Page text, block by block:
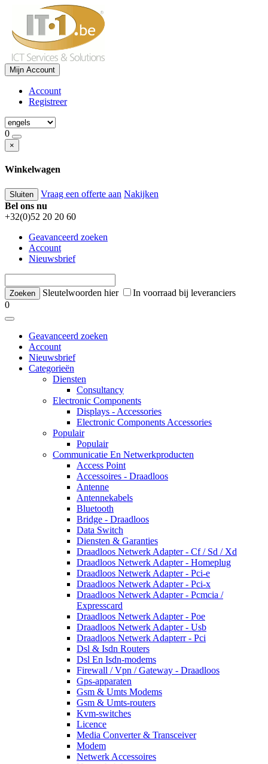
Mijn Account
Account
Registreer
0
×
Winkelwagen
Sluiten Vraag een offerte aan Nakijken
Bel ons nu
+32(0)52 20 20 60
Geavanceerd zoeken
Account
Nieuwsbrief
Sleutelwoorden hier
In voorraad bij leveranciers
0
Geavanceerd zoeken
Account
Nieuwsbrief
Categorieën
Diensten
Consultancy
Electronic Components
Displays - Accessories
Electronic Components Accessories
Populair
Populair
Communicatie En Netwerkproducten
Access Point
Accessoires - Draadloos
Antenne
Antennekabels
Bluetooth
Bridge - Draadloos
Data Switch
Diensten & Garanties
Draadloos Netwerk Adapter - Cf / Sd / Xd
Draadloos Netwerk Adapter - Homeplug
Draadloos Netwerk Adapter - Pci-e
Draadloos Netwerk Adapter - Pci-x
Draadloos Netwerk Adapter - Pcmcia /
Expresscard
Draadloos Netwerk Adapter - Poe
Draadloos Netwerk Adapter - Usb
Draadloos Netwerk Adapterr - Pci
Dsl & Isdn Routers
Dsl En Isdn-modems
Firewall / Vpn / Gateway - Draadloos
Gps-apparaten
Gsm & Umts Modems
Gsm & Umts-routers
Kvm-switches
Licence
Media Converter & Transceiver
Modem
Netwerk Accessoires